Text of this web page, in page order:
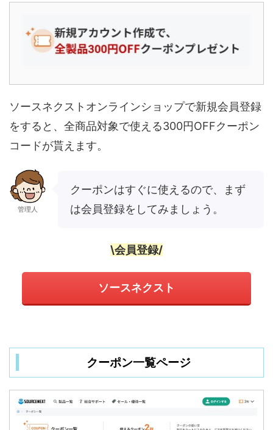
ソースネクストオンラインショップで新規会員登録
をすると、全商品対象で使える300円OFFクーポン
コードが貰えます。
管理人
クーポンはすぐに使えるので、まず
は会員登録をしてみましょう。
\会員登録/
ソースネクスト
クーポン一覧ページ